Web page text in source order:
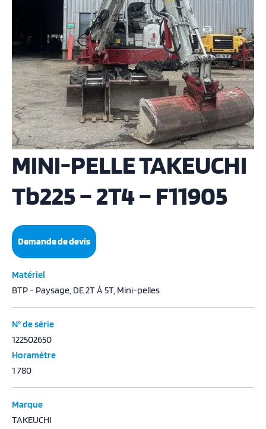
MINI-PELLE TAKEUCHI
Tb225 – 2T4 – F11905
Demande de devis
Matériel
BTP - Paysage, DE 2T À 5T, Mini-pelles
N° de série
122502650
Horamètre
1 780
Marque
TAKEUCHI